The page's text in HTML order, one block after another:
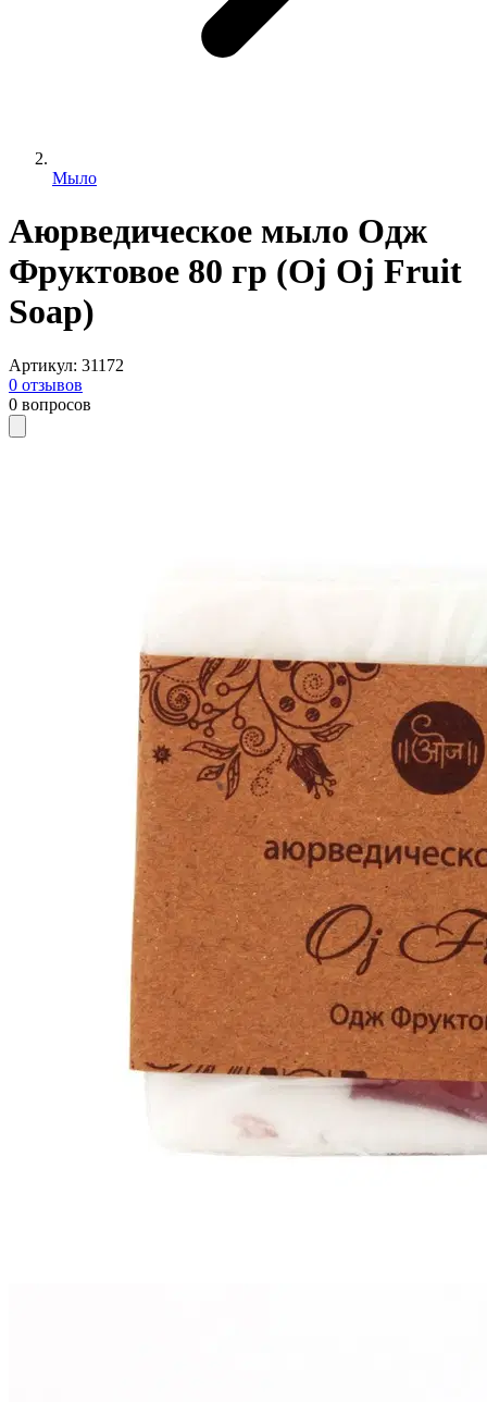
Мыло
Аюрведическое мыло Одж
Фруктовое 80 гр (Oj Oj Fruit
Soap)
Артикул: 31172
0 отзывов
0 вопросов